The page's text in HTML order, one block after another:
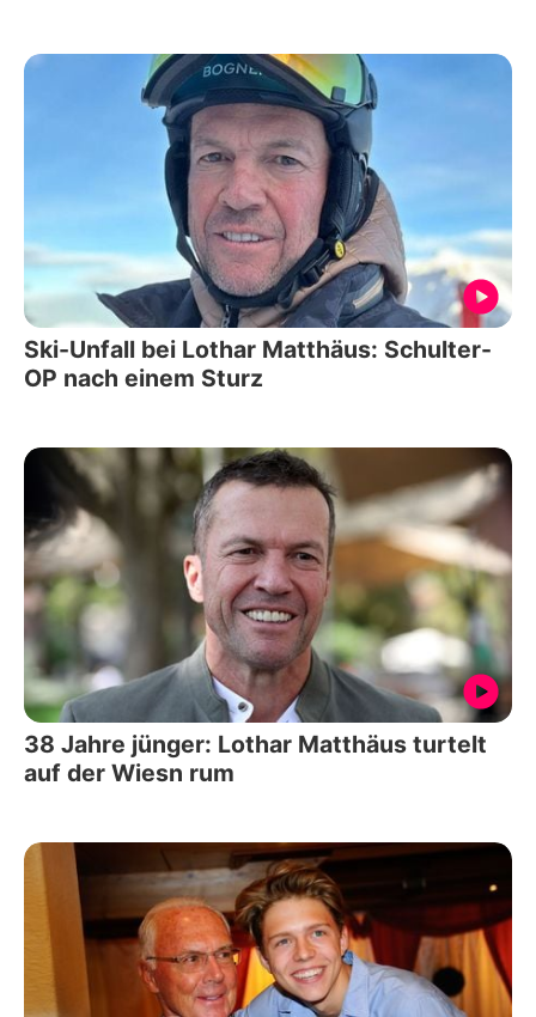
Ski-Unfall bei Lothar Matthäus: Schulter-
OP nach einem Sturz
38 Jahre jünger: Lothar Matthäus turtelt
auf der Wiesn rum